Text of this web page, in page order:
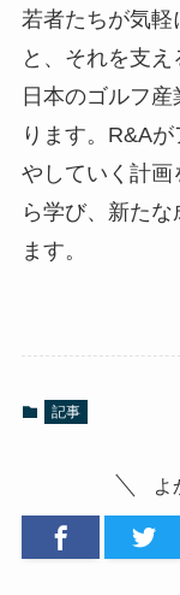
若者たちが気軽
と、それを支え
日本のゴルフ
ります。R&A
やしていく計
ら学び、新た
ます。
記事
よ